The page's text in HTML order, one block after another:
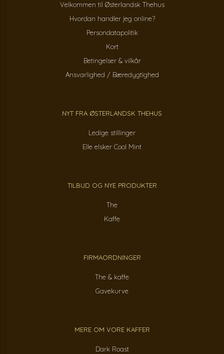
Velkommen til Østerlandsk Thehus
Hvordan handler jeg online?
Persondatapolitik
Kort
Betingelser & vilkår
Ansvarlighed / Bæredygtighed
NYT FRA ØSTERLANDSK THEHUS
Ledige stillinger
Elle elsker Cool Mint
TILBUD OG NYE PRODUKTER
The
Kaffe
FIRMAORDNINGER
The & kaffe
Gavekurve
MERE OM VORE KAFFER
Dark Roast